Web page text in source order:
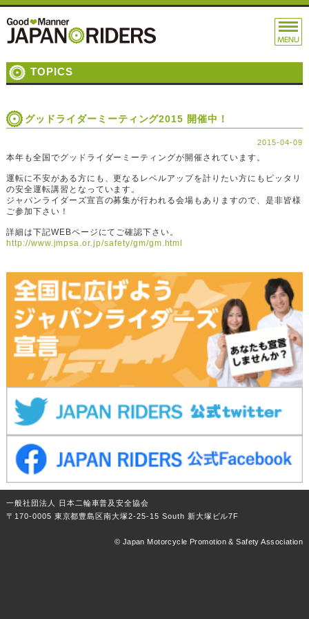
TOPICS
グッドライダーミーティング2015 開催中！
2015-04-09
本年も全国でグッドライダーミーティングが開催されています。
運転に不安がある方にも、更なるレベルアップを計りたい方にもピッタリ
の安全運転講習となっています。
ジャパンライダーズ宣言の募集が行われる会場もありますので、是非皆様
ご参加下さい！
詳細は下記WEBページにてご確認下さい。
http://www.jmpsa.or.jp/safety/gm/gm.html
一般社団法人 日本二輪車普及安全協会
〒170-0005 東京都豊島区南大塚2-25-15 South 新大塚ビル7F
© Japan Motorcycle Promotion & Safety Association